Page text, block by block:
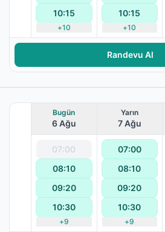
10:15
+10
10:15
+10
Randevu Al
Bugün
6 Ağu
07:00
08:10
09:20
10:30
+9
Yarın
7 Ağu
07:00
08:10
09:20
10:30
+9